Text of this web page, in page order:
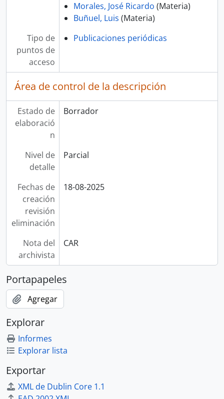
Morales, José Ricardo (Materia)
Buñuel, Luis (Materia)
Tipo de
puntos de
acceso
Publicaciones periódicas
Área de control de la descripción
Estado de
elaboració
n
Borrador
Nivel de
detalle
Parcial
Fechas de
creación
revisión
eliminación
18-08-2025
Nota del
archivista
CAR
Portapapeles
Agregar
Explorar
Informes
Explorar lista
Exportar
XML de Dublin Core 1.1